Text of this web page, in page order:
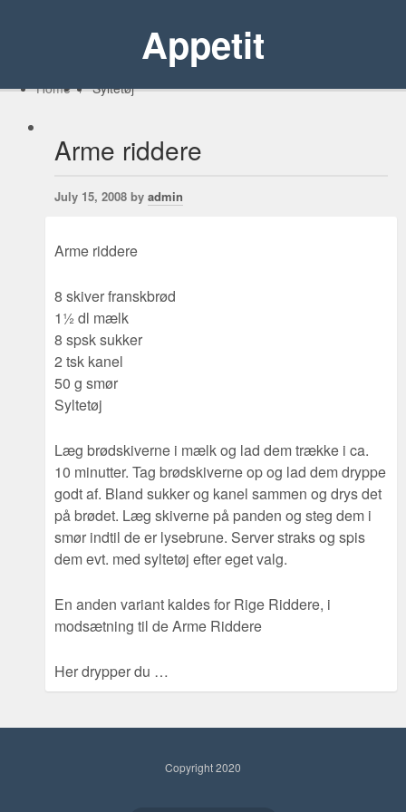
Appetit
Home / Syltetøj
Arme riddere
July 15, 2008 by admin
Arme riddere
8 skiver franskbrød
1½ dl mælk
8 spsk sukker
2 tsk kanel
50 g smør
Syltetøj
Læg brødskiverne i mælk og lad dem trække i ca.
10 minutter. Tag brødskiverne op og lad dem dryppe
godt af. Bland sukker og kanel sammen og drys det
på brødet. Læg skiverne på panden og steg dem i
smør indtil de er lysebrune. Server straks og spis
dem evt. med syltetøj efter eget valg.
En anden variant kaldes for Rige Riddere, i
modsætning til de Arme Riddere
Her drypper du …
Copyright 2020